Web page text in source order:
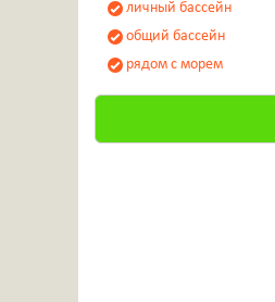
личный бассейн
общий бассейн
рядом с морем